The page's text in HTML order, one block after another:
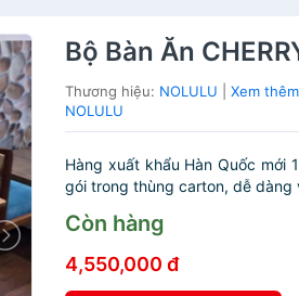
Bộ Bàn Ăn
Thương hiệu: NOLULU |Xem
NOLULU
Hàng xuất khẩu Hàn Quốc mới
gói trong thùng carton, dễ
Còn hàng
4,550,000 đ